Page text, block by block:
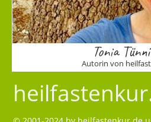
Tonia
Autorin von